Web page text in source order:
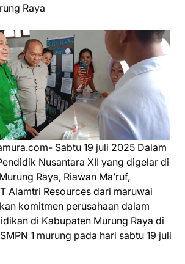
Raya
Sabtu 19 juli 2025 Dalam
Nusantara XII yang digelar di
Raya, Riawan Ma’ruf,
Alamtri Resources dari maruwai
komitmen perusahaan dalam
di Kabupaten Murung Raya di
1 murung pada hari sabtu 19 juli